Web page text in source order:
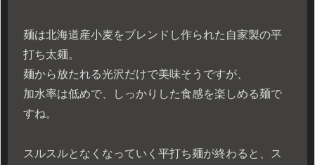
麺は北海道産小麦をブレンドし作られた自家製の平
打ち太麺。
麺から放たれる光沢だけで美味そうですが、
加水率は低めで、しっかりした食感を楽しめる麺で
すね。
スルスルとなくなっていく平打ち麺が終わると、ス